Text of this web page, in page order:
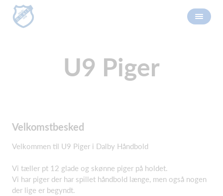
U9 Piger
Velkomstbesked
Velkommen til U9 Piger i Dalby Håndbold
Vi tæller pt 12 glade og skønne piger på holdet.
Vi har piger der har spillet håndbold længe, men også nogen
der lige er begyndt.